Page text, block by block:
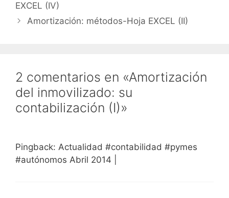
EXCEL (IV)
Amortización: métodos-Hoja EXCEL (II)
2 comentarios en «Amortización
del inmovilizado: su
contabilización (I)»
Pingback: Actualidad #contabilidad #pymes
#autónomos Abril 2014 |